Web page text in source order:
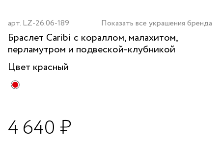
арт. LZ-26.06-189 Показать все украшения бренда
Браслет Caribi с кораллом, малахитом,
перламутром и подвеской-клубникой
Цвет красный
4 640 ₽